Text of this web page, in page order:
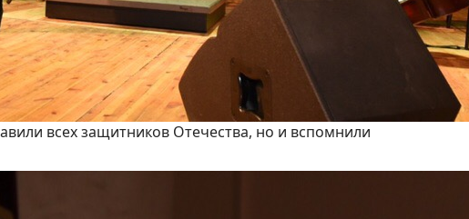
всех защитников Отечества, но и вспомнили